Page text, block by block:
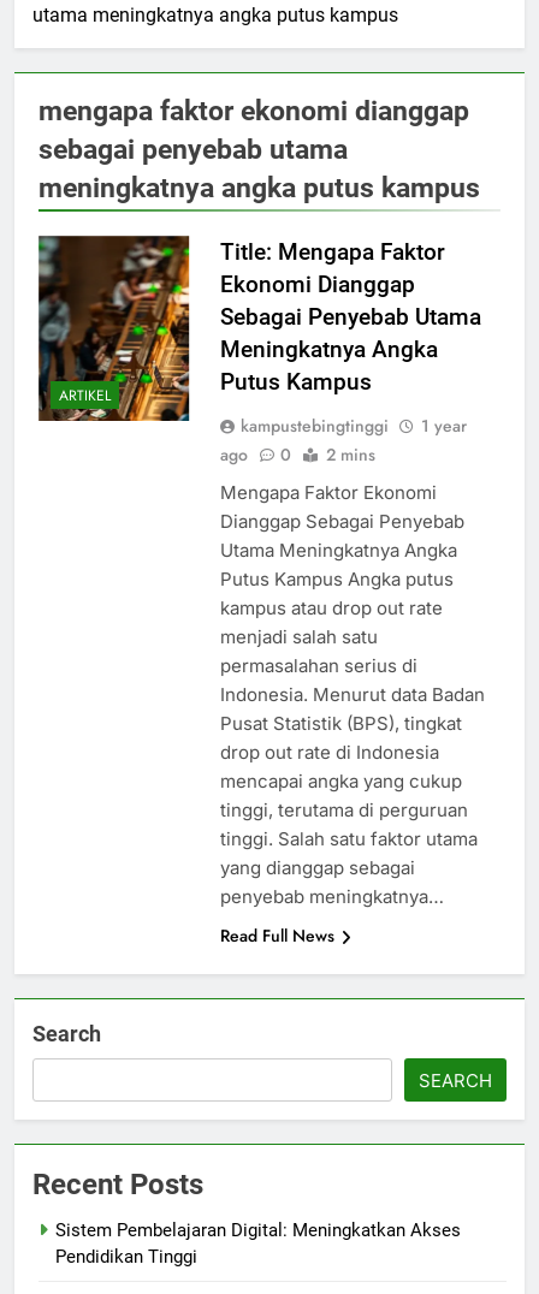
utama meningkatnya angka putus kampus
mengapa faktor ekonomi dianggap
sebagai penyebab utama
meningkatnya angka putus kampus
ARTIKEL
Title: Mengapa Faktor
Ekonomi Dianggap
Sebagai Penyebab Utama
Meningkatnya Angka
Putus Kampus
kampustebingtinggi
1 year
ago
0 2 mins
Mengapa Faktor Ekonomi
Dianggap Sebagai Penyebab
Utama Meningkatnya Angka
Putus Kampus Angka putus
kampus atau drop out rate
menjadi salah satu
permasalahan serius di
Indonesia. Menurut data Badan
Pusat Statistik (BPS), tingkat
drop out rate di Indonesia
mencapai angka yang cukup
tinggi, terutama di perguruan
tinggi. Salah satu faktor utama
yang dianggap sebagai
penyebab meningkatnya…
Read Full News
Search
SEARCH
Recent Posts
Sistem Pembelajaran Digital: Meningkatkan Akses
Pendidikan Tinggi